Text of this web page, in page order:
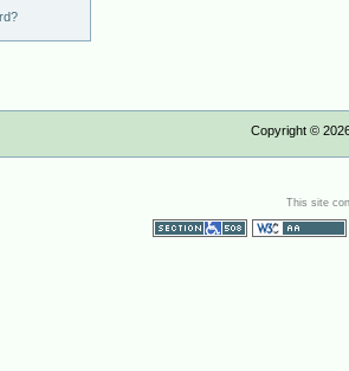
Copyright ©
This site